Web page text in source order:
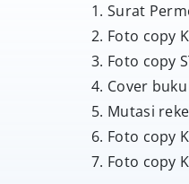
Surat
Foto copy
Foto copy
Cover
Mutasi
Foto copy
Foto copy